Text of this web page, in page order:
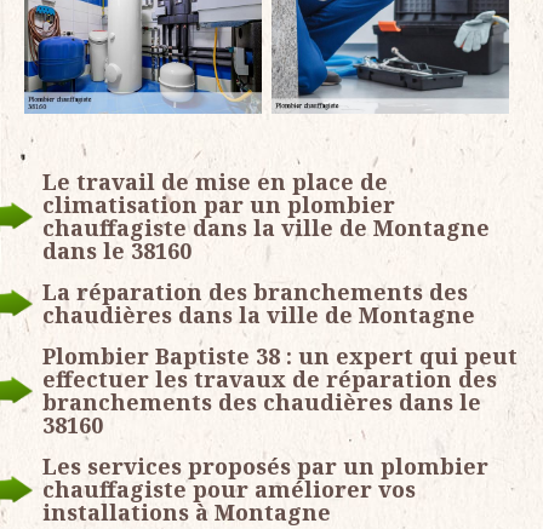
Le travail de mise en place de
climatisation par un plombier
chauffagiste dans la ville de Montagne
dans le 38160
La réparation des branchements des
chaudières dans la ville de Montagne
Plombier Baptiste 38 : un expert qui peut
effectuer les travaux de réparation des
branchements des chaudières dans le
38160
Les services proposés par un plombier
chauffagiste pour améliorer vos
installations à Montagne